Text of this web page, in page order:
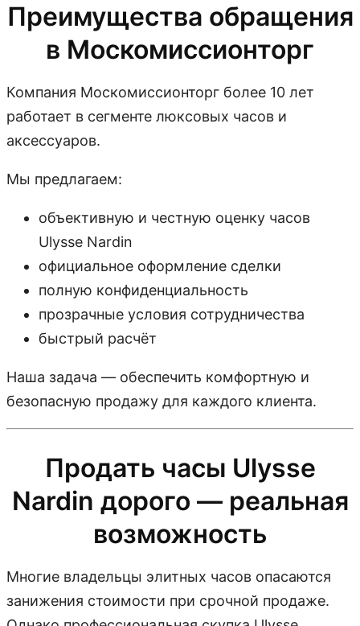
Преимущества обращения
в Москомиссионторг
Компания Москомиссионторг более 10 лет
работает в сегменте люксовых часов и
аксессуаров.
Мы предлагаем:
объективную и честную оценку часов
Ulysse Nardin
официальное оформление сделки
полную конфиденциальность
прозрачные условия сотрудничества
быстрый расчёт
Наша задача — обеспечить комфортную и
безопасную продажу для каждого клиента.
Продать часы Ulysse
Nardin дорого — реальная
возможность
Многие владельцы элитных часов опасаются
занижения стоимости при срочной продаже.